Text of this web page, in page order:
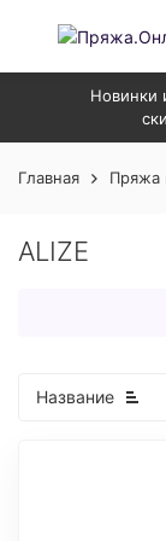
Новинки
Главная Пряжа
ALIZE
Название